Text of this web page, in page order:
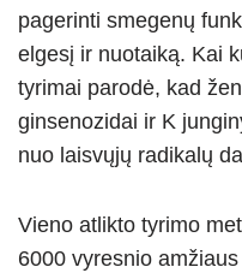
pagerinti smegenų
elgesį ir nuotaiką. Kai
tyrimai parodė, kad
ginsenozidai ir K
nuo laisvųjų radikalų
Vieno atlikto tyrimo
6000 vyresnio